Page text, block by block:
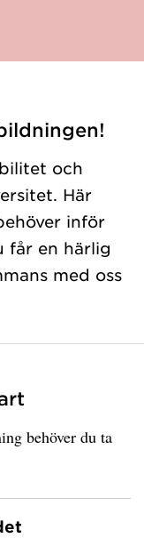
och
Här
inför
får en härlig
med oss
behöver du ta